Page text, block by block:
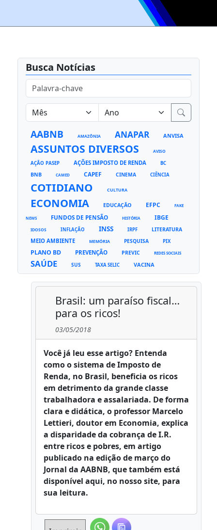
Busca Notícias
AABNB AMAZÔNIA ANAPAR ANVISA
ASSUNTOS DIVERSOS AVISO
AÇÃO PASEP AÇÕES IMPOSTO DE RENDA BC
BNB CAMED CAPEF CINEMA CIÊNCIA
COTIDIANO CULTURA
ECONOMIA EDUCAÇÃO EFPC FAKE
NEWS FUNDOS DE PENSÃO HISTÓRIA IBGE
IDOSOS INFLAÇÃO INSS IRPF LITERATURA
MEIO AMBIENTE MEMÓRIA PESQUISA PIX
PLANO BD PREVENÇÃO PREVIC REDES SOCIAIS
SAÚDE SUS TAXA SELIC VACINA
Brasil: um paraíso fiscal…
para os ricos!
03/05/2018
Você já leu esse artigo? Entenda
como o sistema de Imposto de
Renda, no Brasil, beneficia os ricos
em detrimento da grande classe
trabalhadora e assalariada. De forma
clara e didática, o professor Marcelo
Lettieri, doutor em Economia, explica
a disparidade da cobrança de I.R.
entre ricos e pobres, em artigo
publicado na edição de março do
Jornal da AABNB, que também está
disponível aqui, no nosso site, para
sua leitura.